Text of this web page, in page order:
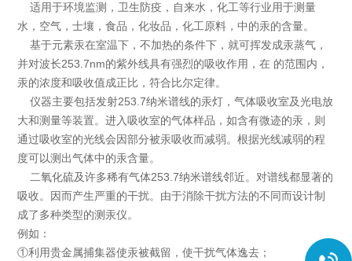
适用于环境监测，卫生防疫，自来水，化工等行业用于测量
水，空气，士壤，食品，化妆品，化工原料，中的汞的含量。
基于元素汞在室温下，不加热的条件下，就可挥发成汞蒸气，
并对波长253.7nm的紫外线具有强烈的吸收作用，在 的范围内，
汞的浓度和吸收值成正比，符合比尔定律。
仪器主要包括发射253.7纳米谱线的汞灯，气体吸收室及光电放
大和测量等装置。进入吸收室的气体样品，如含有微迹的汞，则
通过吸收室的光线会因部分被汞吸收而减弱。根据光线减弱的程
度可以测出气体中的汞含量。
二氧化硫及许多稀有气体253.7纳米谱线邻近。对谱线都显著的
吸收。因而产生严重的干扰。由于消除干扰方法的不同而设计制
成了多种类型的测汞仪。
例如：
①利用贵金属捕集器使汞被截留，使干扰气体逸去；